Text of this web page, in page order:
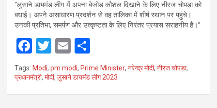
“लुसाने डायमंड लीग में अपना बेजोड़ कौशल दिखाने के लिए नीरज चोपड़ा को
बधाई। अपने असाधारण प्रदर्शन से वह तालिका में शीर्ष स्थान पर पहुंचे।
उनकी प्रतिभा, समर्पण और उत्कृष्टता के लिए निरंतर प्रयास सराहनीय है।”
F
a
ce
b
T
tt
er
E
m
ail ar
e
Tags: Modi, pm modi, Prime Minister, नरेन्द्र मोदी, नीरज चोपड़ा,
प्रधानमंत्री, मोदी, लुसाने डायमंड लीग 2023